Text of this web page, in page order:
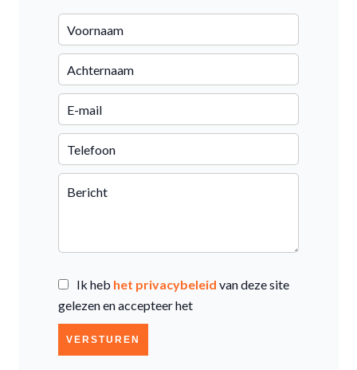
Ik heb het privacybeleid van deze site
gelezen en accepteer het
VERSTUREN